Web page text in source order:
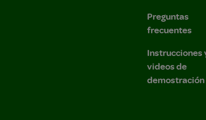
Preguntas
frecuentes
Instrucciones
videos de
demostración